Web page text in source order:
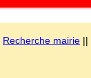
Recherche mairie ||